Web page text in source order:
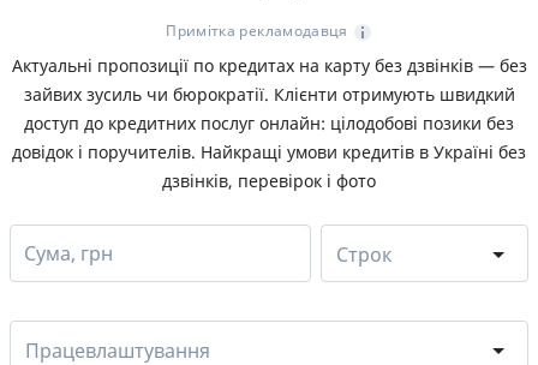
Примітка рекламодавця
Актуальні пропозиції по кредитах на карту без дзвінків — без
зайвих зусиль чи бюрократії. Клієнти отримують швидкий
доступ до кредитних послуг онлайн: цілодобові позики без
довідок і поручителів. Найкращі умови кредитів в Україні без
дзвінків, перевірок і фото
Сума, грн Строк
Працевлаштування